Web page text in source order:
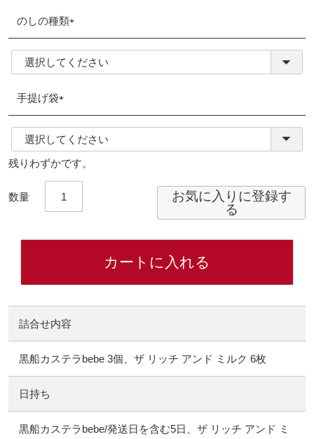
のしの種類
(必
須)
手提げ袋
(必
須)
残りわずかです。
お気に入りに登録す
る
カートに入れる
詰合せ内容
黒船カステラbebe 3個、ザ リッチ アンド ミルク 6枚
日持ち
黒船カステラbebe/発送日を含む5日、ザ リッチ アンド ミ